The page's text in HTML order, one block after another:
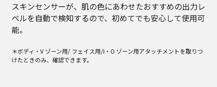
スキンセンサーが、肌の色にあわせたおすすめの出力レ
ベルを自動で検知するので、初めてでも安心して使用可
能。
＊ボディ・V ゾーン用/ フェイス用/I・O ゾーン用アタッチメントを取りつ
けたときのみ、確認できます。